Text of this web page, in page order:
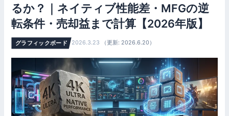
るか？｜ネイティブ性能差・MFGの逆
転条件・売却益まで計算【2026年版】
グラフィックボード 2026.3.23 （更新: 2026.6.20）